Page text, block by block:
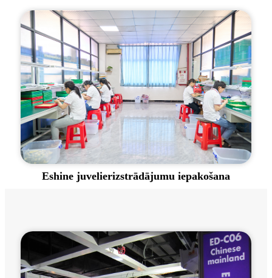
Eshine juvelierizstrādājumu iepakošana